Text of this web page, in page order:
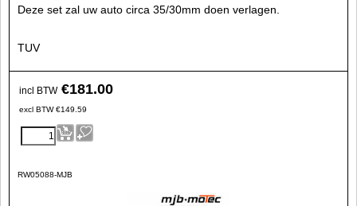
Deze set zal uw auto circa 35/30mm doen verlagen.
TUV
incl BTW €181.00
excl BTW €149.59
RW05088-MJB